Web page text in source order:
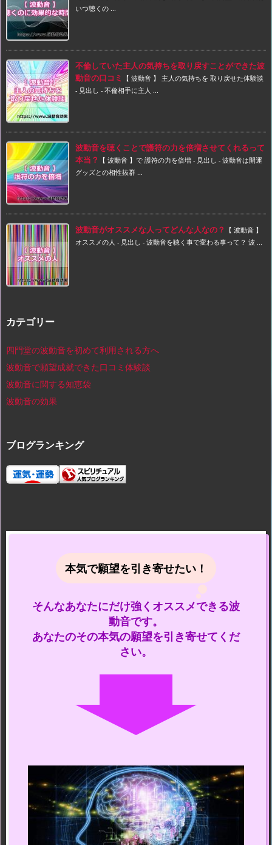
いつ聴くの ...
不倫していた主人の気持ちを取り戻すことができた波
動音の口コミ
【 波動音 】 主人の気持ちを 取り戻せた体験談
- 見出し - 不倫相手に主人 ...
波動音を聴くことで護符の力を倍増させてくれるって
本当？
【 波動音 】で 護符の力を倍増 - 見出し - 波動音は開運
グッズとの相性抜群 ...
波動音がオススメな人ってどんな人なの？
【 波動音 】
オススメの人 - 見出し - 波動音を聴く事で変わる事って？ 波 ...
カテゴリー
四門堂の波動音を初めて利用される方へ
波動音で願望成就できた口コミ体験談
波動音に関する知恵袋
波動音の効果
ブログランキング
本気で願望を引き寄せたい！
そんなあなたにだけ強くオススメできる波
動音です。
あなたのその本気の願望を引き寄せてくだ
さい。